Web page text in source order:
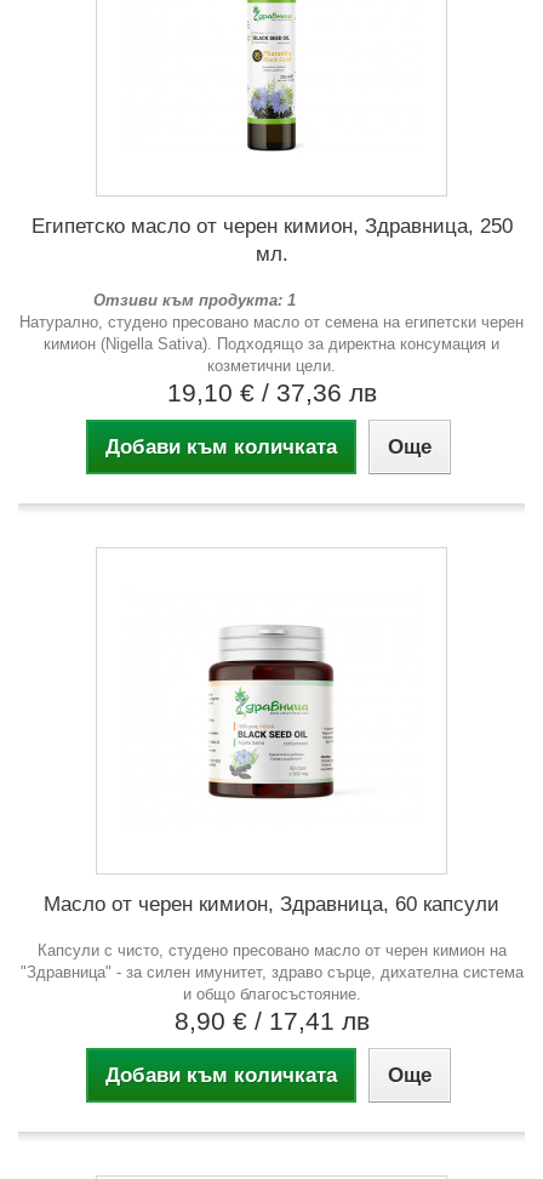
Египетско масло от черен кимион, Здравница, 250
мл.
Отзиви към продукта: 1
Натурално, студено пресовано масло от семена на египетски черен
кимион (Nigella Sativa). Подходящо за директна консумация и
козметични цели.
19,10 € / 37,36 лв
Добави към количката Още
Масло от черен кимион, Здравница, 60 капсули
Капсули с чисто, студено пресовано масло от черен кимион на
"Здравница" - за силен имунитет, здраво сърце, дихателна система
и общо благосъстояние.
8,90 € / 17,41 лв
Добави към количката Още